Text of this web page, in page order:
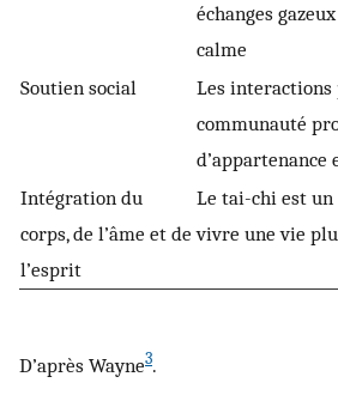
échanges
calme
Soutien social
Les interactions
communauté
d’appartenance
Intégration du
corps, de l’âme et de
l’esprit
Le tai-chi est
vivre une vie
D’après Wayne3.